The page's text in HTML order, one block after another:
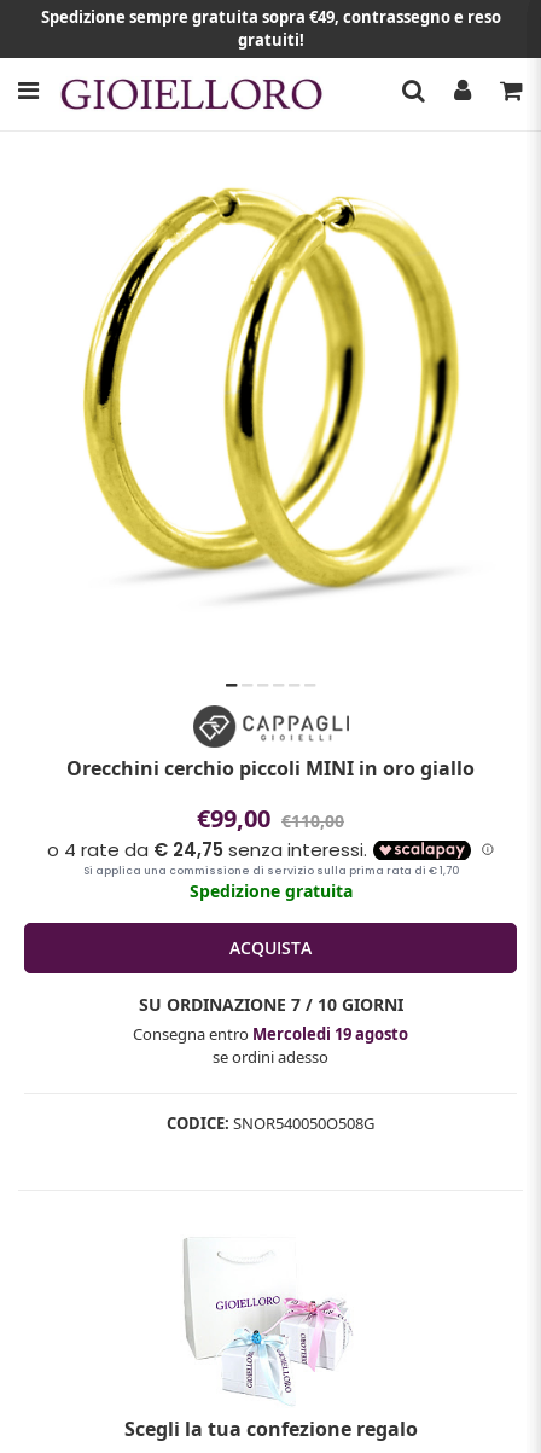
Spedizione sempre gratuita sopra €49, contrassegno e reso
gratuiti!
Orecchini cerchio piccoli MINI in oro giallo
€99,00 €110,00
Spedizione gratuita
SU ORDINAZIONE 7 / 10 GIORNI
Consegna entro Mercoledi 19 agosto
se ordini adesso
CODICE: SNOR540050O508G
Scegli la tua confezione regalo